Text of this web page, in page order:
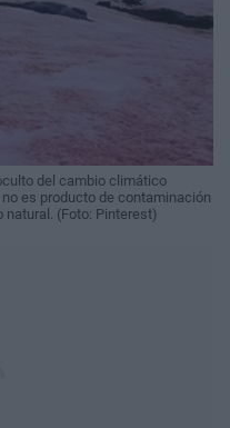
del cambio climático
es producto de contaminación
natural. (Foto: Pinterest)